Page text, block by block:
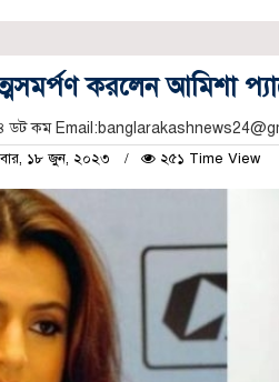
করলেন আমিশা
ডট কম
১৮ জুন, ২০২৩ ২৫১ Time View